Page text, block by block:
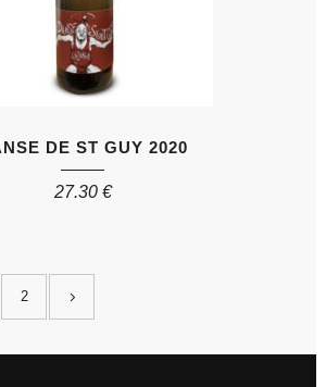
DE ST GUY 2020
27.30 €
2